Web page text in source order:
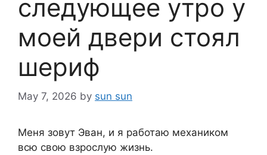
следующее утро у
моей двери стоял
шериф
May 7, 2026 by sun sun
Меня зовут Эван, и я работаю механиком
всю свою взрослую жизнь.